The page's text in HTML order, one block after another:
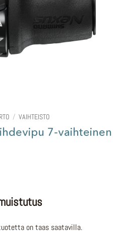
/ VAIHTEISTO
7-vaihteinen
on taas saatavilla.